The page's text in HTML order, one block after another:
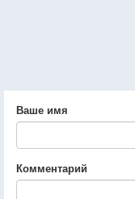
Ваше имя
Комментарий